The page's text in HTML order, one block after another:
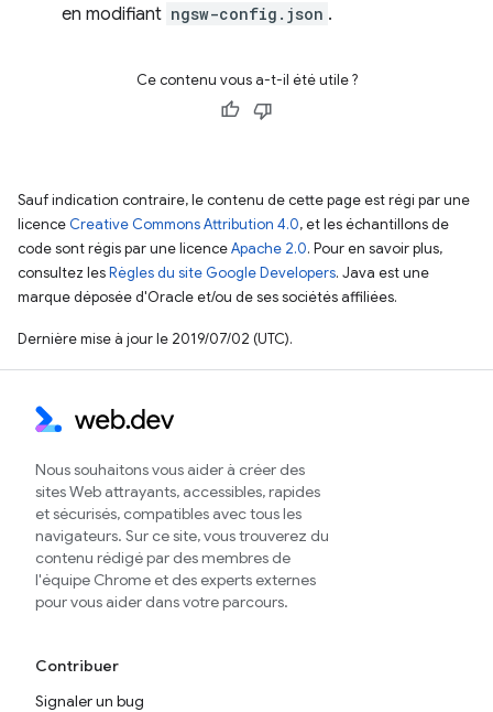
en modifiant ngsw-config.json .
Ce contenu vous a-t-il été utile ?
Sauf indication contraire, le contenu de cette page est régi par une
licence Creative Commons Attribution 4.0, et les échantillons de
code sont régis par une licenceApache 2.0. Pour en savoir plus,
consultez lesRègles du site Google Developers. Java est une
marque déposée d'Oracle et/ou de ses sociétés affiliées.
Dernière mise à jour le 2019/07/02 (UTC).
Nous souhaitons vous aider à créer des
sites Web attrayants, accessibles, rapides
et sécurisés, compatibles avec tous les
navigateurs. Sur ce site, vous trouverez du
contenu rédigé par des membres de
l'équipe Chrome et des experts externes
pour vous aider dans votre parcours.
Contribuer
Signaler un bug